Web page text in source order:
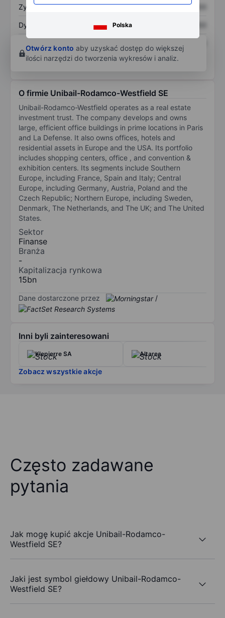
Polska
Zysk na akcję XXXXXXX XXXXXXX
Dywidenda na akcję XXXXXXX
własnego
Otwórz konto aby uzyskać dostęp do większej
ilości narzędzi do tworzenia wykresów i analiz.
O firmie Unibail-Rodamco-Westfield SE
Unibail-Rodamco-Westfield operates as a real estate
investment trust. The company develops and owns
large, efficient office buildings in prime locations in Paris
and La Defense. It also owns offices, hotels and
residential assets in Europe and the USA. Its portfolio
includes shopping centers, office , and convention &
exhibition centers. Its segments include Southern
Europe, including France, Spain and Italy; Central
Europe, including Germany, Austria, Poland and the
Czech Republic; Northern Europe, including Sweden,
Denmark, The Netherlands, and The UK; and The United
States.
Sektor
Finanse
Branża
-
Kapitalizacja rynkowa
15bn
Dane dostarczone przez /
Inni byli zainteresowani
Klepierre SA Altarea
Zobacz wszystkie akcje
Często zadawane
pytania
Jak mogę kupić akcje Unibail-Rodamco-
Westfield SE?
Jaki jest symbol giełdowy Unibail-Rodamco-
Westfield SE?